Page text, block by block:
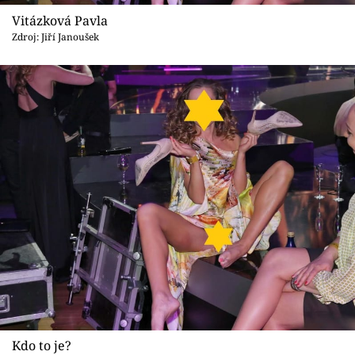
Videa
Sledujte prima+
Přihlášení
Sledujte nás
Vitázková Pavla
Zdroj: Jiří Janoušek
Kdo to je?